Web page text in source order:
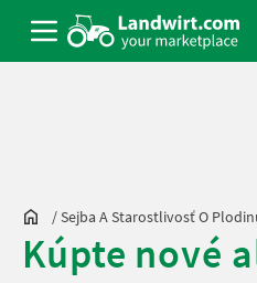
/Sejba A Starostlivosť O
Kúpte nové